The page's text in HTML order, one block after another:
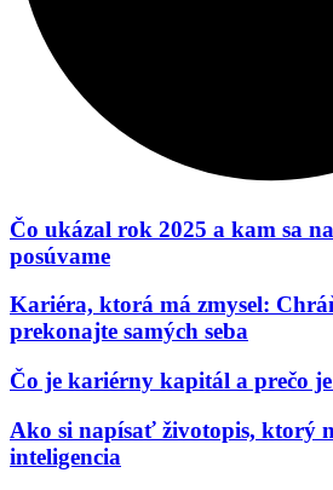
Čo ukázal rok 2025 a kam sa
posúvame
Kariéra, ktorá má zmysel:
prekonajte samých seba​
Čo je kariérny kapitál a prečo
Ako si napísať životopis, ktorý
inteligencia